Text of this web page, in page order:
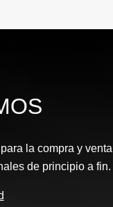
la compra y
de principio a fin.